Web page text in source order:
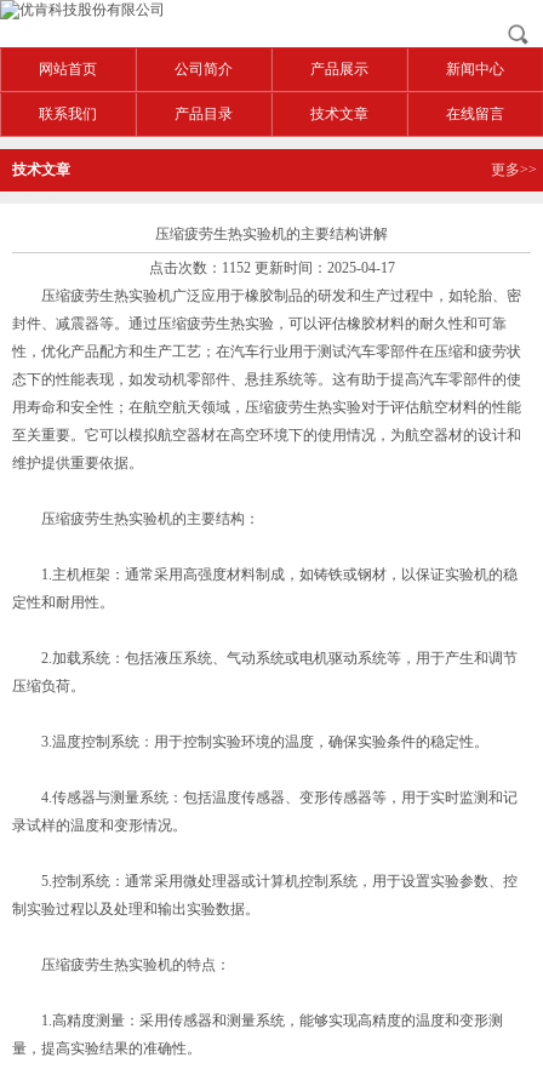
网站首页 公司简介 产品展示 新闻中心
联系我们 产品目录 技术文章 在线留言
技术文章 更多>>
压缩疲劳生热实验机的主要结构讲解
点击次数：1152 更新时间：2025-04-17
压缩疲劳生热实验机广泛应用于橡胶制品的研发和生产过程中，如轮胎、密
封件、减震器等。通过压缩疲劳生热实验，可以评估橡胶材料的耐久性和可靠
性，优化产品配方和生产工艺；在汽车行业用于测试汽车零部件在压缩和疲劳状
态下的性能表现，如发动机零部件、悬挂系统等。这有助于提高汽车零部件的使
用寿命和安全性；在航空航天领域，压缩疲劳生热实验对于评估航空材料的性能
至关重要。它可以模拟航空器材在高空环境下的使用情况，为航空器材的设计和
维护提供重要依据。
压缩疲劳生热实验机的主要结构：
1.主机框架：通常采用高强度材料制成，如铸铁或钢材，以保证实验机的稳
定性和耐用性。
2.加载系统：包括液压系统、气动系统或电机驱动系统等，用于产生和调节
压缩负荷。
3.温度控制系统：用于控制实验环境的温度，确保实验条件的稳定性。
4.传感器与测量系统：包括温度传感器、变形传感器等，用于实时监测和记
录试样的温度和变形情况。
5.控制系统：通常采用微处理器或计算机控制系统，用于设置实验参数、控
制实验过程以及处理和输出实验数据。
压缩疲劳生热实验机的特点：
1.高精度测量：采用传感器和测量系统，能够实现高精度的温度和变形测
量，提高实验结果的准确性。